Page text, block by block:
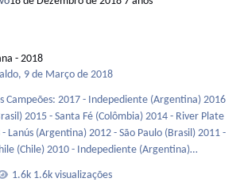
- 2018
, 9 de Março de 2018
- River Plate
(Argentina)
1.6k visualizações